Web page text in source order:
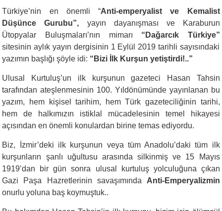
Türkiye’nin en önemli “Anti-emperyalist ve Kemalist
Düşünce Gurubu”, yayın dayanışması ve Karaburun
Ütopyalar Buluşmaları’nın mimarı “Dağarcık Türkiye”
sitesinin aylık yayın dergisinin 1 Eylül 2019 tarihli sayısındaki
yazımın başlığı şöyle idi: “Bizi İlk Kurşun yetiştirdi!..”
Ulusal Kurtuluş’un ilk kurşunun gazeteci Hasan Tahsin
tarafından ateşlenmesinin 100. Yıldönümünde yayınlanan bu
yazım, hem kişisel tarihim, hem Türk gazeteciliğinin tarihi,
hem de halkımızın istiklal mücadelesinin temel hikayesi
açısından en önemli konulardan birine temas ediyordu.
Biz, İzmir’deki ilk kurşunun veya tüm Anadolu’daki tüm ilk
kurşunların şanlı uğultusu arasında silkinmiş ve 15 Mayıs
1919’dan bir gün sonra ulusal kurtuluş yolculuğuna çıkan
Gazi Paşa Hazretlerinin savaşımında Anti-Emperyalizmin
onurlu yoluna baş koymuştuk..